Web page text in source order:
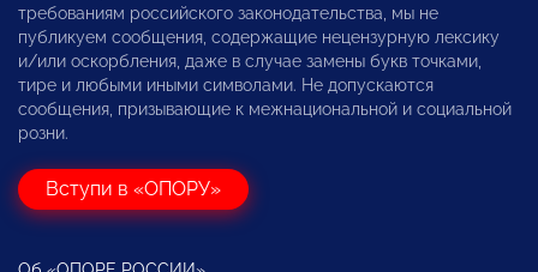
требованиям российского законодательства, мы не
публикуем сообщения, содержащие нецензурную лексику
и/или оскорбления, даже в случае замены букв точками,
тире и любыми иными символами. Не допускаются
сообщения, призывающие к межнациональной и социальной
розни.
Вступи в «ОПОРУ»